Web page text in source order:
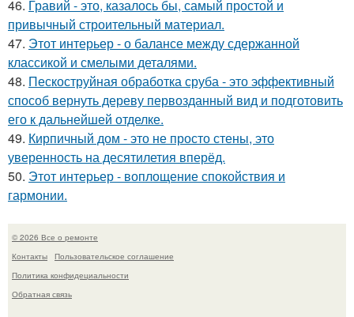
46. Гравий - это, казалось бы, самый простой и
привычный строительный материал.
47. Этот интерьер - о балансе между сдержанной
классикой и смелыми деталями.
48. Пескоструйная обработка сруба - это эффективный
способ вернуть дереву первозданный вид и подготовить
его к дальнейшей отделке.
49. Кирпичный дом - это не просто стены, это
уверенность на десятилетия вперёд.
50. Этот интерьер - воплощение спокойствия и
гармонии.
© 2026 Все о ремонте
Контакты
Пользовательское соглашение
Политика конфидециальности
Обратная связь